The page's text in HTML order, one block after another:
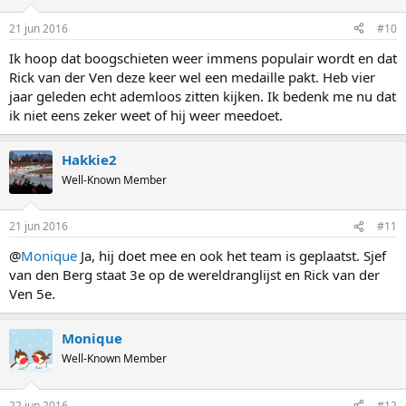
s
21 jun 2016 #10
Ik hoop dat boogschieten weer immens populair wordt en dat
Rick van der Ven deze keer wel een medaille pakt. Heb vier
jaar geleden echt ademloos zitten kijken. Ik bedenk me nu dat
ik niet eens zeker weet of hij weer meedoet.
Hakkie2
Well-Known Member
21 jun 2016 #11
@Monique Ja, hij doet mee en ook het team is geplaatst. Sjef
van den Berg staat 3e op de wereldranglijst en Rick van der
Ven 5e.
Monique
Well-Known Member